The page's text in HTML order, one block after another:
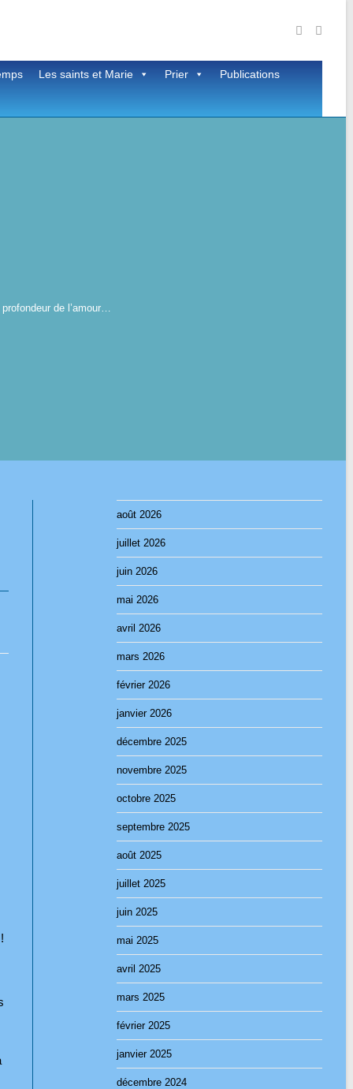
Les saints et Marie Prier Publications
de l’amour…
août 2026
juillet 2026
juin 2026
mai 2026
avril 2026
mars 2026
février 2026
janvier 2026
décembre 2025
novembre 2025
octobre 2025
septembre 2025
août 2025
juillet 2025
juin 2025
mai 2025
avril 2025
mars 2025
février 2025
janvier 2025
décembre 2024